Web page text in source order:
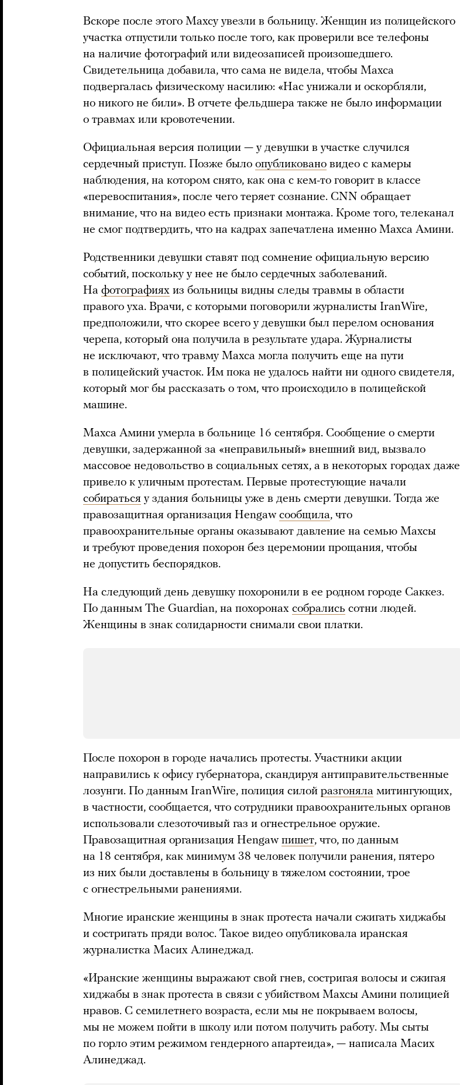
Вскоре после этого Махсу увезли в больницу. Женщин из полицейского
участка отпустили только после того, как проверили все телефоны
на наличие фотографий или видеозаписей произошедшего.
Свидетельница добавила, что сама не видела, чтобы Махса
подвергалась физическому насилию: «Нас унижали и оскорбляли,
но никого не били». В отчете фельдшера также не было информации
о травмах или кровотечении.
Официальная версия полиции — у девушки в участке случился
сердечный приступ. Позже было опубликовано видео с камеры
наблюдения, на котором снято, как она с кем-то говорит в классе
«перевоспитания», после чего теряет сознание. CNN обращает
внимание, что на видео есть признаки монтажа. Кроме того, телеканал
не смог подтвердить, что на кадрах запечатлена именно Махса Амини.
Родственники девушки ставят под сомнение официальную версию
событий, поскольку у нее не было сердечных заболеваний.
На фотографиях из больницы видны следы травмы в области
правого уха. Врачи, с которыми поговорили журналисты IranWire,
предположили, что скорее всего у девушки был перелом основания
черепа, который она получила в результате удара. Журналисты
не исключают, что травму Махса могла получить еще на пути
в полицейский участок. Им пока не удалось найти ни одного свидетеля,
который мог бы рассказать о том, что происходило в полицейской
машине.
Махса Амини умерла в больнице 16 сентября. Сообщение о смерти
девушки, задержанной за «неправильный» внешний вид, вызвало
массовое недовольство в социальных сетях, а в некоторых городах даже
привело к уличным протестам. Первые протестующие начали
собираться у здания больницы уже в день смерти девушки. Тогда же
правозащитная организация Hengaw сообщила, что
правоохранительные органы оказывают давление на семью Махсы
и требуют проведения похорон без церемонии прощания, чтобы
не допустить беспорядков.
На следующий день девушку похоронили в ее родном городе Саккез.
По данным The Guardian, на похоронах собрались сотни людей.
Женщины в знак солидарности снимали свои платки.
После похорон в городе начались протесты. Участники акции
направились к офису губернатора, скандируя антиправительственные
лозунги. По данным IranWire, полиция силой разгоняла митингующих,
в частности, сообщается, что сотрудники правоохранительных органов
использовали слезоточивый газ и огнестрельное оружие.
Правозащитная организация Hengaw пишет, что, по данным
на 18 сентября, как минимум 38 человек получили ранения, пятеро
из них были доставлены в больницу в тяжелом состоянии, трое
с огнестрельными ранениями.
Многие иранские женщины в знак протеста начали сжигать хиджабы
и состригать пряди волос. Такое видео опубликовала иранская
журналистка Масих Алинеджад.
«Иранские женщины выражают свой гнев, состригая волосы и сжигая
хиджабы в знак протеста в связи с убийством Махсы Амини полицией
нравов. С семилетнего возраста, если мы не покрываем волосы,
мы не можем пойти в школу или потом получить работу. Мы сыты
по горло этим режимом гендерного апартеида», — написала Масих
Алинеджад.